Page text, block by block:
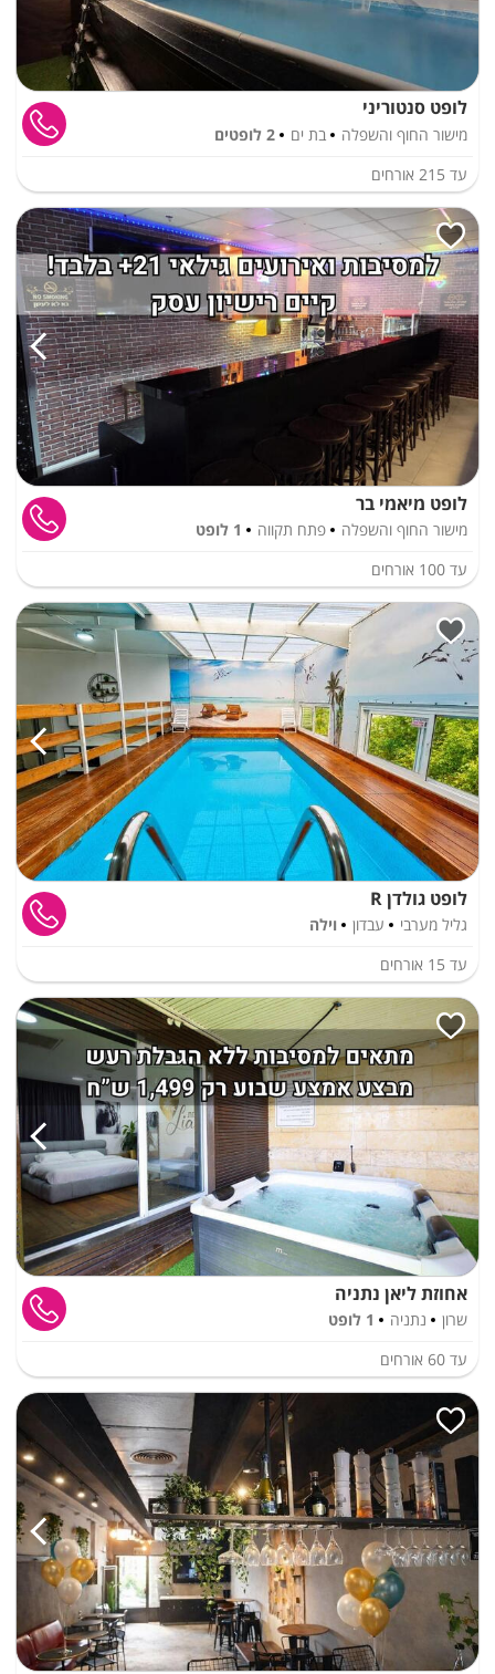
לופט סנטוריני
מישור החוף והשפלה בת ים
2 לופטים
עד 215 אורחים
לופט מיאמי בר
מישור החוף והשפלה פתח תקווה
1 לופט
עד 100 אורחים
לופט גולדן R
גליל מערבי עבדון
וילה
עד 15 אורחים
אחוזת ליאן נתניה
שרון נתניה
1 לופט
עד 60 אורחים